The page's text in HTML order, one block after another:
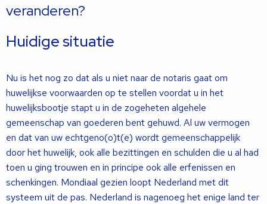
veranderen?
Huidige situatie
Nu is het nog zo dat als u niet naar de notaris gaat om
huwelijkse voorwaarden op te stellen voordat u in het
huwelijksbootje stapt u in de zogeheten algehele
gemeenschap van goederen bent gehuwd. Al uw vermogen
en dat van uw echtgeno(o)t(e) wordt gemeenschappelijk
door het huwelijk, ook alle bezittingen en schulden die u al had
toen u ging trouwen en in principe ook alle erfenissen en
schenkingen. Mondiaal gezien loopt Nederland met dit
systeem uit de pas. Nederland is nagenoeg het enige land ter